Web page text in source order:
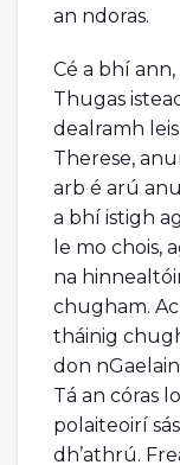
an ndoras.
Cé a bhí ann,
Thugas
dealramh
Therese,
arb é arú
a bhí istigh
le mo chois,
na
chugham.
tháinig
don
Tá an córas
polaiteoirí
dh’athrú.